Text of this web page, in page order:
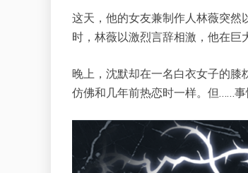
这天，他的女友兼制作人林薇突然
时，林薇以激烈言辞相激，他在巨
晚上，沈默却在一名白衣女子的
仿佛和几年前热恋时一样。但……事